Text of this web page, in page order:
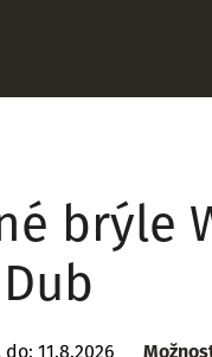
brýle
do: 11.8.2026